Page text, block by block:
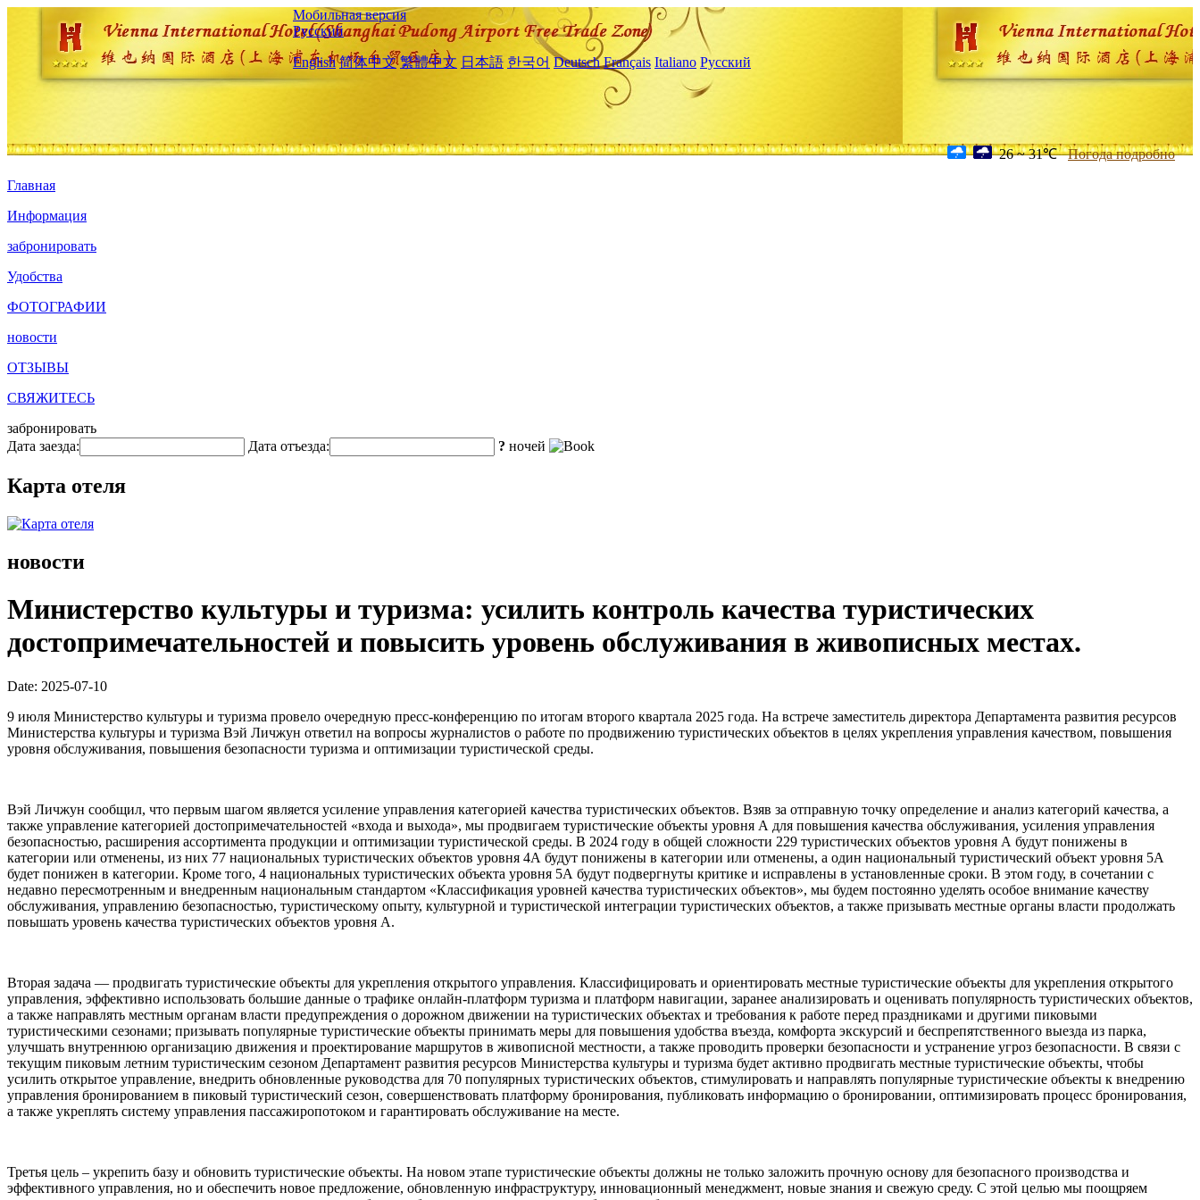
Мобильная версия
Русский
English 简体中文 繁體中文 日本語 한국어 Deutsch Français Italiano Русский
26 ~ 31℃ Погода подробно
Главная
Информация
забронировать
Удобства
ФОТОГРАФИИ
новости
ОТЗЫВЫ
СВЯЖИТЕСЬ
забронировать
Дата заезда:
Дата отъезда: ? ночей
Карта отеля
новости
Министерство культуры и туризма: усилить контроль качества туристических
достопримечательностей и повысить уровень обслуживания в живописных местах.
Date: 2025-07-10
9 июля Министерство культуры и туризма провело очередную пресс-конференцию по итогам второго квартала 2025 года. На встрече заместитель директора Департамента развития ресурсов
Министерства культуры и туризма Вэй Личжун ответил на вопросы журналистов о работе по продвижению туристических объектов в целях укрепления управления качеством, повышения
уровня обслуживания, повышения безопасности туризма и оптимизации туристической среды.
Вэй Личжун сообщил, что первым шагом является усиление управления категорией качества туристических объектов. Взяв за отправную точку определение и анализ категорий качества, а
также управление категорией достопримечательностей «входа и выхода», мы продвигаем туристические объекты уровня А для повышения качества обслуживания, усиления управления
безопасностью, расширения ассортимента продукции и оптимизации туристической среды. В 2024 году в общей сложности 229 туристических объектов уровня А будут понижены в
категории или отменены, из них 77 национальных туристических объектов уровня 4А будут понижены в категории или отменены, а один национальный туристический объект уровня 5А
будет понижен в категории. Кроме того, 4 национальных туристических объекта уровня 5А будут подвергнуты критике и исправлены в установленные сроки. В этом году, в сочетании с
недавно пересмотренным и внедренным национальным стандартом «Классификация уровней качества туристических объектов», мы будем постоянно уделять особое внимание качеству
обслуживания, управлению безопасностью, туристическому опыту, культурной и туристической интеграции туристических объектов, а также призывать местные органы власти продолжать
повышать уровень качества туристических объектов уровня А.
Вторая задача — продвигать туристические объекты для укрепления открытого управления. Классифицировать и ориентировать местные туристические объекты для укрепления открытого
управления, эффективно использовать большие данные о трафике онлайн-платформ туризма и платформ навигации, заранее анализировать и оценивать популярность туристических объектов,
а также направлять местным органам власти предупреждения о дорожном движении на туристических объектах и требования к работе перед праздниками и другими пиковыми
туристическими сезонами; призывать популярные туристические объекты принимать меры для повышения удобства въезда, комфорта экскурсий и беспрепятственного выезда из парка,
улучшать внутреннюю организацию движения и проектирование маршрутов в живописной местности, а также проводить проверки безопасности и устранение угроз безопасности. В связи с
текущим пиковым летним туристическим сезоном Департамент развития ресурсов Министерства культуры и туризма будет активно продвигать местные туристические объекты, чтобы
усилить открытое управление, внедрить обновленные руководства для 70 популярных туристических объектов, стимулировать и направлять популярные туристические объекты к внедрению
управления бронированием в пиковый туристический сезон, совершенствовать платформу бронирования, публиковать информацию о бронировании, оптимизировать процесс бронирования,
а также укреплять систему управления пассажиропотоком и гарантировать обслуживание на месте.
Третья цель – укрепить базу и обновить туристические объекты. На новом этапе туристические объекты должны не только заложить прочную основу для безопасного производства и
эффективного управления, но и обеспечить новое предложение, обновленную инфраструктуру, инновационный менеджмент, новые знания и свежую среду. С этой целью мы поощряем